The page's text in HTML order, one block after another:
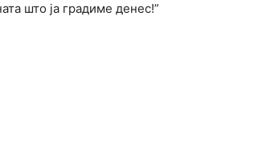
што ја градиме денес!”